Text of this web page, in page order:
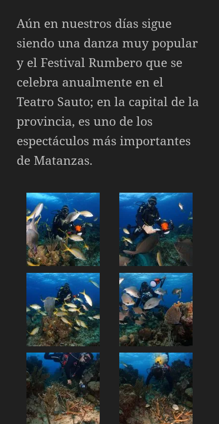
Aún en nuestros días sigue
siendo una danza muy popular
y el Festival Rumbero que se
celebra anualmente en el
Teatro Sauto; en la capital de la
provincia, es uno de los
espectáculos más importantes
de Matanzas.